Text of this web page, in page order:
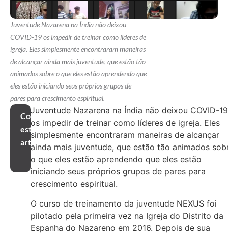
Juventude Nazarena na Índia não deixou
COVID-19 os impedir de treinar como líderes de
igreja. Eles simplesmente encontraram maneiras
de alcançar ainda mais juventude, que estão tão
animados sobre o que eles estão aprendendo que
eles estão iniciando seus próprios grupos de
pares para crescimento espiritual.
Compartilhar
este
artigo
Juventude Nazarena na Índia não deixou COVID-19
os impedir de treinar como líderes de igreja. Eles
simplesmente encontraram maneiras de alcançar
ainda mais juventude, que estão tão animados
o que eles estão aprendendo que eles estão
iniciando seus próprios grupos de pares para
crescimento espiritual.
O curso de treinamento da juventude NEXUS foi
pilotado pela primeira vez na Igreja do Distrito da
Espanha do Nazareno em 2016. Depois de sua